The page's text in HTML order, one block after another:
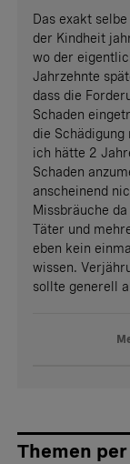
Das exakt
der Kindheit
wo der
Jahrzehnte
dass die
Schaden
die
ich hätte 2
Schaden
anscheinend
Missbräuche
Täter und
eben kein
wissen.
sollte generell
Themen